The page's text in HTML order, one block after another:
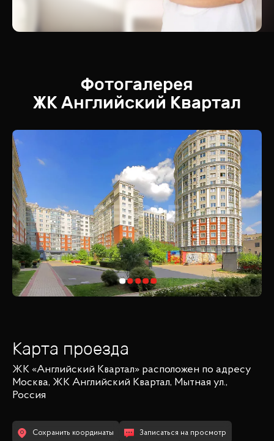
Фотогалерея
ЖК Английский Квартал
Карта проезда
ЖК «Английский Квартал» расположен по адресу
Москва, ЖК Английский Квартал, Мытная ул.,
Россия
Сохранить координаты Записаться на просмотр